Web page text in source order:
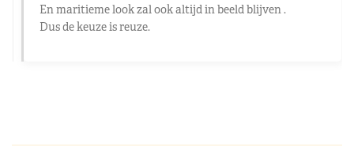
En maritieme look zal ook altijd in beeld blijven .
Dus de keuze is reuze.